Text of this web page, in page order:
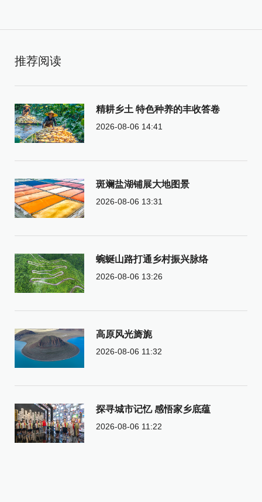
推荐阅读
精耕乡土 特色种养的丰收答卷
2026-08-06 14:41
斑斓盐湖铺展大地图景
2026-08-06 13:31
蜿蜒山路打通乡村振兴脉络
2026-08-06 13:26
高原风光旖旎
2026-08-06 11:32
探寻城市记忆 感悟家乡底蕴
2026-08-06 11:22